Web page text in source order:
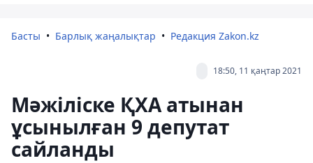
Басты Барлық жаңалықтар Редакция Zakon.kz
18:50, 11 қаңтар 2021
Мәжіліске ҚХА атынан
ұсынылған 9 депутат
сайланды